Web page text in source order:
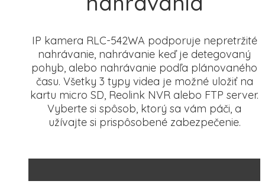
IP kamera RLC-542WA podporuje nepretržité
nahrávanie, nahrávanie keď je detegovaný
pohyb, alebo nahrávanie podľa plánovaného
času. Všetky 3 typy videa je možné uložiť na
kartu micro SD, Reolink NVR alebo FTP server.
Vyberte si spôsob, ktorý sa vám páči, a
užívajte si prispôsobené zabezpečenie.